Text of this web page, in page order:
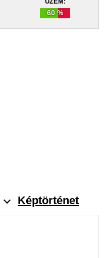
60 %
Képtörténet